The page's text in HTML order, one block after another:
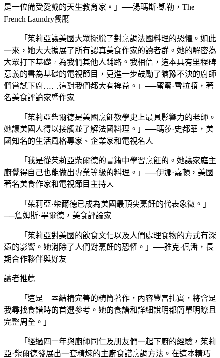
是一位備受愛戴的天生教育家。」──湯瑪斯·凱勒，The
French Laundry餐廳
「茱莉亞讓美國大眾擺脫了對烹調法國料理的恐懼。如此
一來，她大大擴展了所有認真美食作家的讀者群。她的解密為
大眾打下基礎，為我們其他人鋪路。我相信，這本具有里程碑
意義的書為基礎的電視節目，更進一步鼓勵了猶豫不決的廚師
們嘗試下廚……這對我們都大有裨益。」──蜜蜜·雪拉頓，著
名美食評論家暨作家
「茱莉亞柴爾德是美國烹飪教學史上最具影響力的老師。
她讓美國人得以接觸並了解法國料理。」──瑪莎·史都華，美
國知名的生活風格專家、企業家和電視名人
「我是從茱莉亞柴爾德的書籍中學習烹飪的。她讓家庭主
廚覺得自己也能做出專業等級的料理。」──伊娜·嘉頓，美國
著名美食作家和電視節目主持人
「茱莉亞·柴爾德已成為美國最頂尖烹飪的代表象徵。」
──詹姆斯·畢爾德，美食評論家
「茱莉亞對美國的飲食文化以及人們處理食物的方式有深
遠的影響。她消除了人們對烹飪的恐懼。」──雅克·佩潘，長
期合作夥伴與好友
讀者推薦
「這是一本結構完善的精簡著作，內容豐富扎實，將會是
我尋找食譜時的首選參考。她的食譜和詳細說明都簡單明瞭且
完整周全。」
「經過四十年與廚師同仁及朋友們一起下廚的經驗，茱莉
亞·柴爾德發展出一套精煉的主廚食譜烹調方法。在這本精巧